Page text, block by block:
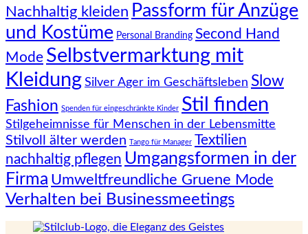
Nachhaltig kleiden Passform für Anzüge
und Kostüme Personal Branding Second Hand
Mode Selbstvermarktung mit
Kleidung Silver Ager im Geschäftsleben Slow
Fashion Spenden für eingeschränkte Kinder Stil finden
Stilgeheimnisse für Menschen in der Lebensmitte
Stilvoll älter werden Tango für Manager Textilien
nachhaltig pflegen Umgangsformen in der
Firma Umweltfreundliche Gruene Mode
Verhalten bei Businessmeetings